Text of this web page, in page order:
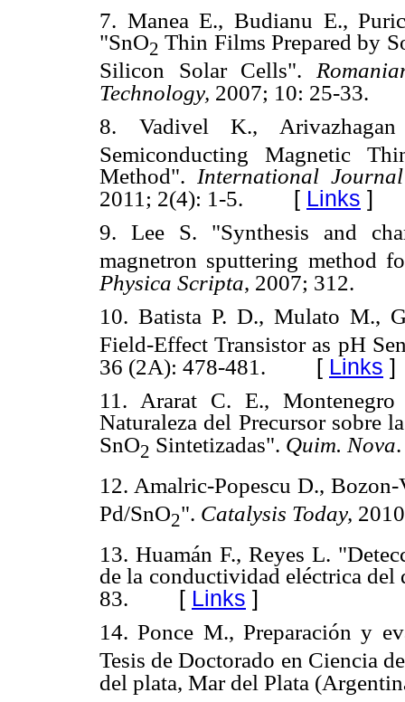
7. Manea E., Budianu E.,
"SnO2 Thin Films Prepared by
Silicon Solar Cells".
Technology, 2007; 10: 25-33.
8. Vadivel K.,
Semiconducting Magnetic
Method". International
2011; 2(4): 1-5. [ Links ]
9. Lee S. "Synthesis and
magnetron sputtering method
Physica Scripta, 2007; 312.
10. Batista P. D., Mulato M.,
Field-Effect Transistor as pH
36 (2A): 478-481. [ Links ]
11. Ararat C. E.,
Naturaleza del Precursor sobre
SnO2 Sintetizadas". Quim. Nova
12. Amalric-Popescu D.,
Pd/SnO2". Catalysis Today,
13. Huamán F., Reyes L.
de la conductividad eléctrica
83. [ Links ]
14. Ponce M., Preparación y
Tesis de Doctorado en Ciencia
del plata, Mar del Plata